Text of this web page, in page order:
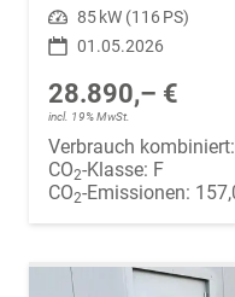
Leistung 85 kW (116 PS)
01.05.2026
28.890,– €
incl. 19% MwSt.
Verbrauch kombiniert:
CO2-Klasse: F
CO2-Emissionen: